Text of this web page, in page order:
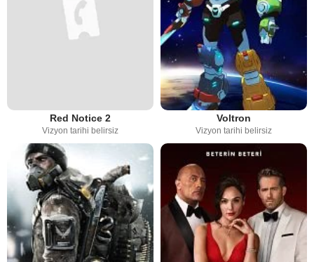
Red Notice 2
Vizyon tarihi belirsiz
Voltron
Vizyon tarihi belirsiz